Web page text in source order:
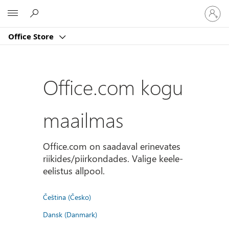
Office Store
Logige
sisse
oma
Office.com kogu
maailmas
Office.com on saadaval erinevates
riikides/piirkondades. Valige keele-
eelistus allpool.
Čeština (Česko)
Dansk (Danmark)